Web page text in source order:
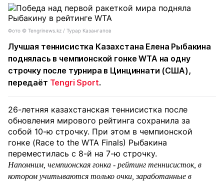
Фото ©️ Tengrinews.kz / Турар Казангапов
Лучшая теннисистка Казахстана Елена Рыбакина
поднялась в чемпионской гонке WTA на одну
строчку после турнира в Цинциннати (США),
передаёт Tengri Sport.
26-летняя казахстанская теннисистка после
обновления мирового рейтинга сохранила за
собой 10-ю строчку. При этом в чемпионской
гонке (Race to the WTA Finals) Рыбакина
переместилась с 8-й на 7-ю строчку.
Напомним, чемпионская гонка - рейтинг теннисисток, в
котором учитываются только очки, заработанные в